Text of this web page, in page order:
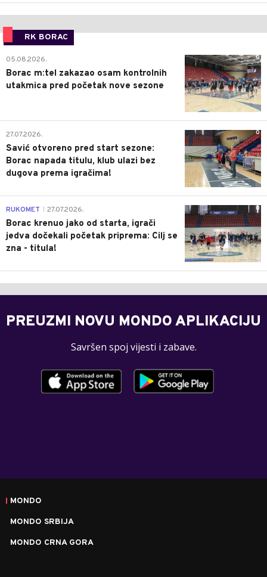
RK BORAC
0
05.08.2026.
Borac m:tel zakazao osam kontrolnih
utakmica pred početak nove sezone
0
27.07.2026.
Savić otvoreno pred start sezone:
Borac napada titulu, klub ulazi bez
dugova prema igračima!
0
RUKOMET 27.07.2026.
Borac krenuo jako od starta, igrači
jedva dočekali početak priprema: Cilj se
zna - titula!
PREUZMI NOVU MONDO APLIKACIJU
Savršen spoj vijesti i zabave.
MONDO
MONDO SRBIJA
MONDO CRNA GORA